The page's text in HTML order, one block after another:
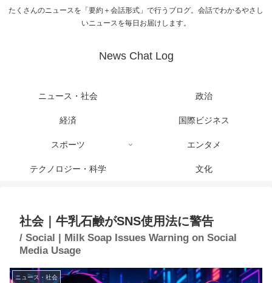
たくさんのニュースを「要約＋会話形式」で行うブログ。会話でわかるやさし
いニュースを毎日お届けします。
News Chat Log
ニュース・社会 政治
経済 国際ビジネス
スポーツ エンタメ
テクノロジー・科学 文化
社会｜牛乳石鹸がSNS使用法に警告
/ Social | Milk Soap Issues Warning on Social
Media Usage
ニュース・社会